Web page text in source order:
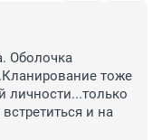
Оболочка
тоже
личности...только
и на